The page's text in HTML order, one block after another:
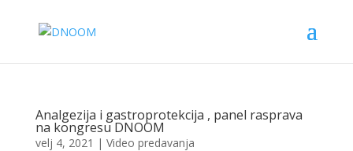
Analgezija i gastroprotekcija , panel rasprava
na kongresu DNOOM
velj 4, 2021 | Video predavanja